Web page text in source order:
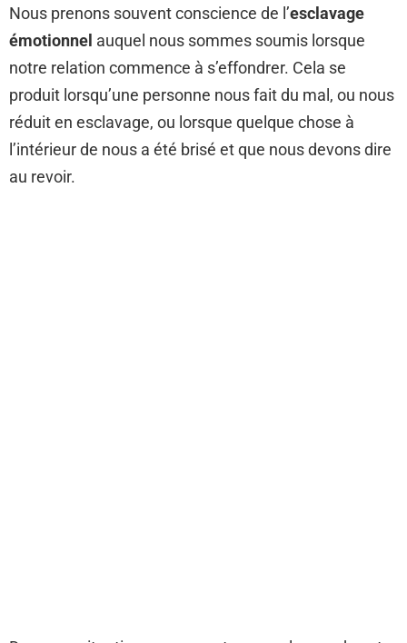
Nous prenons souvent conscience de l’esclavage
émotionnel auquel nous sommes soumis lorsque
notre relation commence à s’effondrer. Cela se
produit lorsqu’une personne nous fait du mal, ou nous
réduit en esclavage, ou lorsque quelque chose à
l’intérieur de nous a été brisé et que nous devons dire
au revoir.